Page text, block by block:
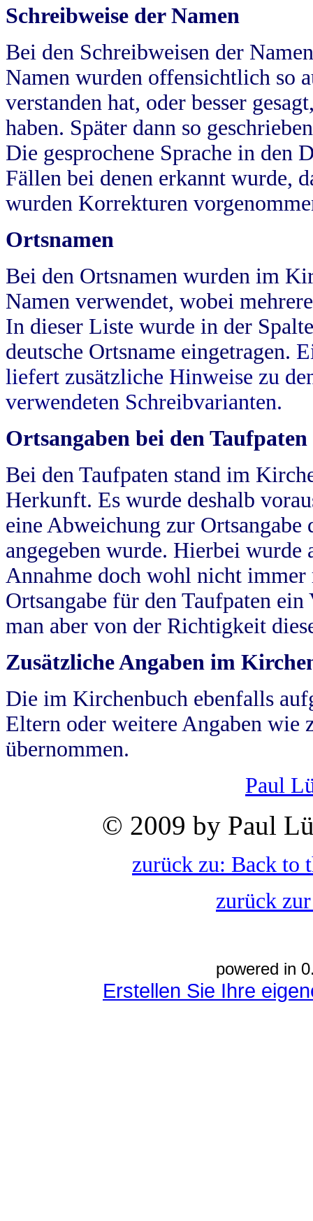
Schreibweise der Namen
Bei den Schreibweisen der
Namen wurden offensichtlich so
verstanden hat, oder besser
haben. Später dann so
Die gesprochene Sprache in
Fällen bei denen erkannt wurde,
wurden Korrekturen
Ortsnamen
Bei den Ortsnamen wurden im
Namen verwendet, wobei
In dieser Liste wurde in der
deutsche Ortsname eingetragen.
liefert zusätzliche Hinweise zu
verwendeten Schreibvarianten.
Ortsangaben bei den Taufpaten
Bei den Taufpaten stand im
Herkunft. Es wurde deshalb
eine Abweichung zur
angegeben wurde. Hierbei wurde
Annahme doch wohl nicht
Ortsangabe für den Taufpaten
man aber von der Richtigkeit
Zusätzliche Angaben im
Die im Kirchenbuch ebenfalls
Eltern oder weitere Angaben wie
übernommen.
Paul
© 2009 by Paul
zurück zu: Back to
zurück
powered in
Erstellen Sie Ihre